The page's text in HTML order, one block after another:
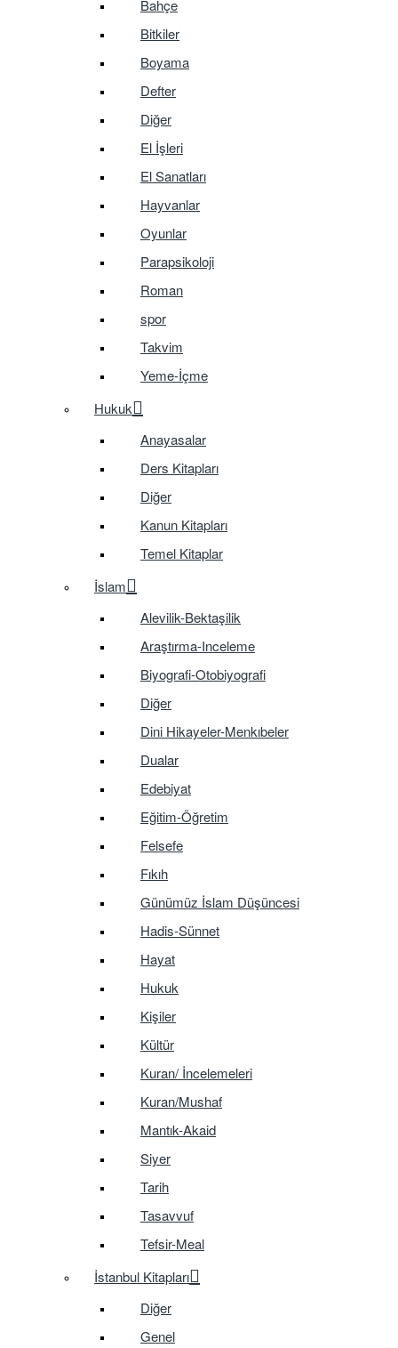
Bahçe
Bitkiler
Boyama
Defter
Diğer
El İşleri
El Sanatları
Hayvanlar
Oyunlar
Parapsikoloji
Roman
spor
Takvim
Yeme-İçme
Hukuk
Anayasalar
Ders Kitapları
Diğer
Kanun Kitapları
Temel Kitaplar
İslam
Alevilik-Bektaşilik
Araştırma-Inceleme
Biyografi-Otobiyografi
Diğer
Dini Hikayeler-Menkıbeler
Dualar
Edebiyat
Eğitim-Öğretim
Felsefe
Fıkıh
Günümüz İslam Düşüncesi
Hadis-Sünnet
Hayat
Hukuk
Kişiler
Kültür
Kuran/ İncelemeleri
Kuran/Mushaf
Mantık-Akaid
Siyer
Tarih
Tasavvuf
Tefsir-Meal
İstanbul Kitapları
Diğer
Genel